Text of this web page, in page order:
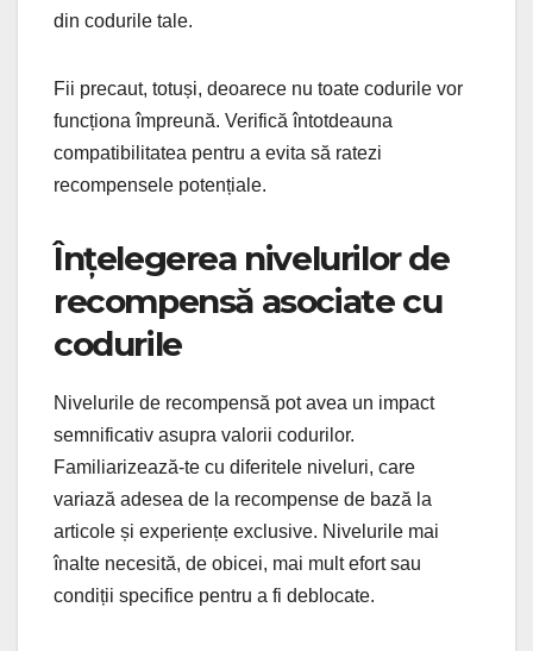
din codurile tale.
Fii precaut, totuși, deoarece nu toate codurile vor
funcționa împreună. Verifică întotdeauna
compatibilitatea pentru a evita să ratezi
recompensele potențiale.
Înțelegerea nivelurilor de
recompensă asociate cu
codurile
Nivelurile de recompensă pot avea un impact
semnificativ asupra valorii codurilor.
Familiarizează-te cu diferitele niveluri, care
variază adesea de la recompense de bază la
articole și experiențe exclusive. Nivelurile mai
înalte necesită, de obicei, mai mult efort sau
condiții specifice pentru a fi deblocate.